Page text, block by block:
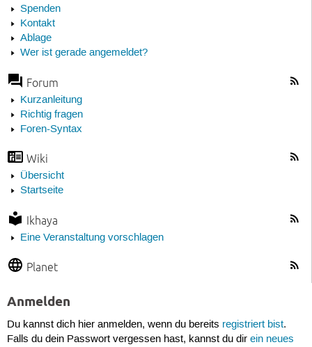
Spenden
Kontakt
Ablage
Wer ist gerade angemeldet?
Forum
Kurzanleitung
Richtig fragen
Foren-Syntax
Wiki
Übersicht
Startseite
Ikhaya
Eine Veranstaltung vorschlagen
Planet
Anmelden
Du kannst dich hier anmelden, wenn du bereits registriert bist.
Falls du dein Passwort vergessen hast, kannst du dir ein neues